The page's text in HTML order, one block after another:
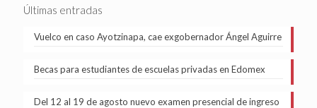
Últimas entradas
Vuelco en caso Ayotzinapa, cae exgobernador Ángel Aguirre
Becas para estudiantes de escuelas privadas en Edomex
Del 12 al 19 de agosto nuevo examen presencial de ingreso